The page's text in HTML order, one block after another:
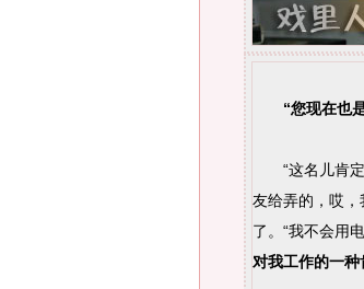
“您现在也是
“这名儿肯定
友给弄的，哎
了。“我不会用
对我工作的一种